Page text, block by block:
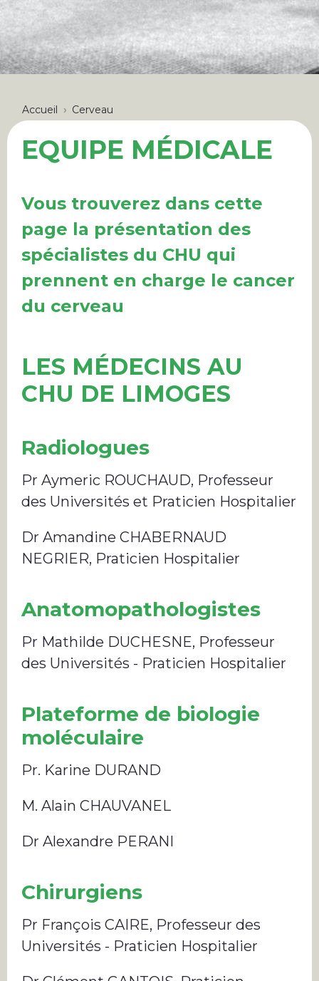
FIL
D'ARIANE
Accueil Cerveau
EQUIPE MÉDICALE
Vous trouverez dans cette
page la présentation des
spécialistes du CHU qui
prennent en charge le cancer
du cerveau
LES MÉDECINS AU
CHU DE LIMOGES
Radiologues
Pr Aymeric ROUCHAUD, Professeur
des Universités et Praticien Hospitalier
Dr Amandine CHABERNAUD
NEGRIER, Praticien Hospitalier
Anatomopathologistes
Pr Mathilde DUCHESNE, Professeur
des Universités - Praticien Hospitalier
Plateforme de biologie
moléculaire
Pr. Karine DURAND
M. Alain CHAUVANEL
Dr Alexandre PERANI
Chirurgiens
Pr François CAIRE, Professeur des
Universités - Praticien Hospitalier